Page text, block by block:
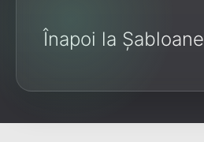
Înapoi la Șabloane